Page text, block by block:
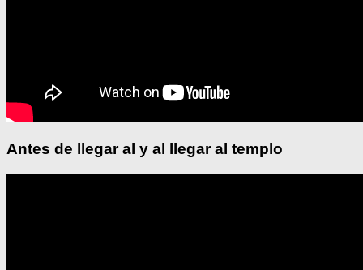
Antes de llegar al y al llegar al templo